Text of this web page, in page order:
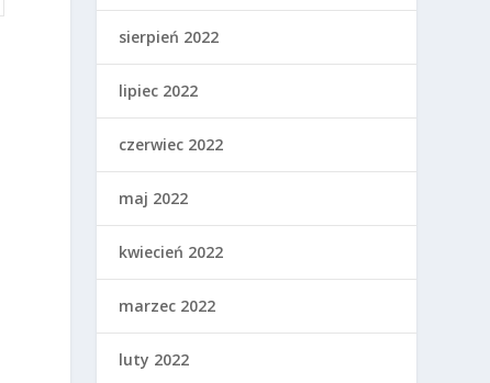
sierpień 2022
lipiec 2022
czerwiec 2022
maj 2022
kwiecień 2022
marzec 2022
luty 2022